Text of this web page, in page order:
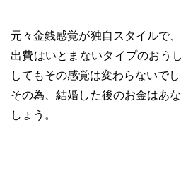
元々金銭感覚が独自スタイルで
出費はいとまないタイプのおう
してもその感覚は変わらないでし
その為、結婚した後のお金はあ
しょう。